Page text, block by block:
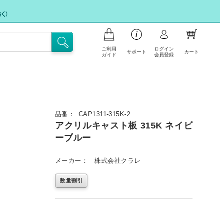
ご利用
ガイド
サポート
FAX注文に関するご案内
注文キャンセル依頼
不良/破損/製品違いの交換・不足部品ご
請求のお申込み
ログイン
会員登録
カート
品番： CAP1311-315K-2
アクリルキャスト板 315K ネイビ
ーブルー
メーカー： 株式会社クラレ
数量割引